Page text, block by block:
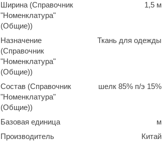
Ширина (Справочник
"Номенклатура"
(Общие))
1,5 м
Назначение
(Справочник
"Номенклатура"
(Общие))
Ткань для одежды
Состав (Справочник
"Номенклатура"
(Общие))
шелк 85% п/э 15%
Базовая единица
м
Производитель
Китай